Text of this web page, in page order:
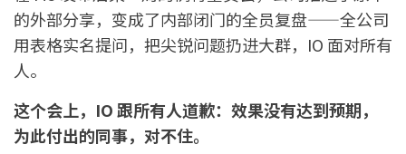
的外部分享，变成了内部闭门的全员复盘——全公司
用表格实名提问，把尖锐问题扔进大群，IO 面对所有
人。
这个会上，IO 跟所有人道歉：效果没有达到预期，
为此付出的同事，对不住。